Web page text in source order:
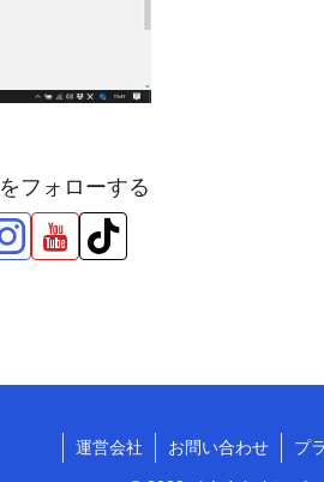
フォローする
運営会社 お問い合わせ プ